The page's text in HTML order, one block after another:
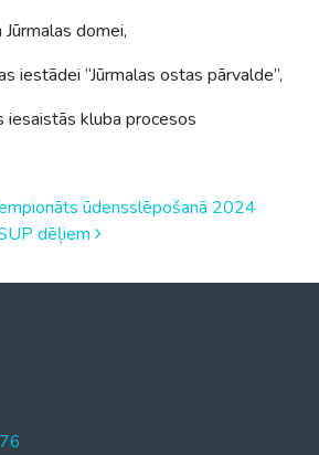
domei,
iestādei “Jūrmalas ostas pārvalde”,
iesaistās kluba procesos
ūdensslēpošanā 2024
dēļiem